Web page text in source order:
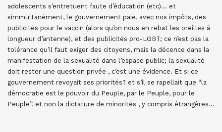
adolescents s’entretuent faute d’éducation (etc)… et
simmultanément, le gouvernement paie, avec nos impôts, des
publicités pour le vaccin (alors qu’on nous en rebat les oreilles à
longueur d’antenne), et des publicités pro-LGBT; ce n’est pas la
tolérance qu’il faut exiger des citoyens, mais la décence dans la
manifestation de la sexualité dans l’espace public; la sexualité
doit rester une question privée , c’est une évidence. Et si ce
gouvernement revoyait ses priorités? et s’il se rapellait que “la
démocratie est le pouvoir du Peuple, par le Peuple, pour le
Peuple”, et non la dictature de minorités , y compris étrangères…